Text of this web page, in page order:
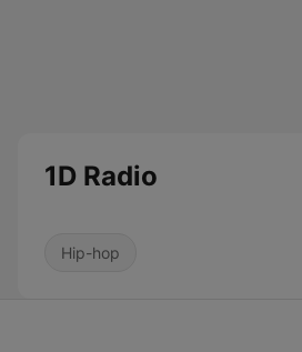
1D Radio
Hip-hop